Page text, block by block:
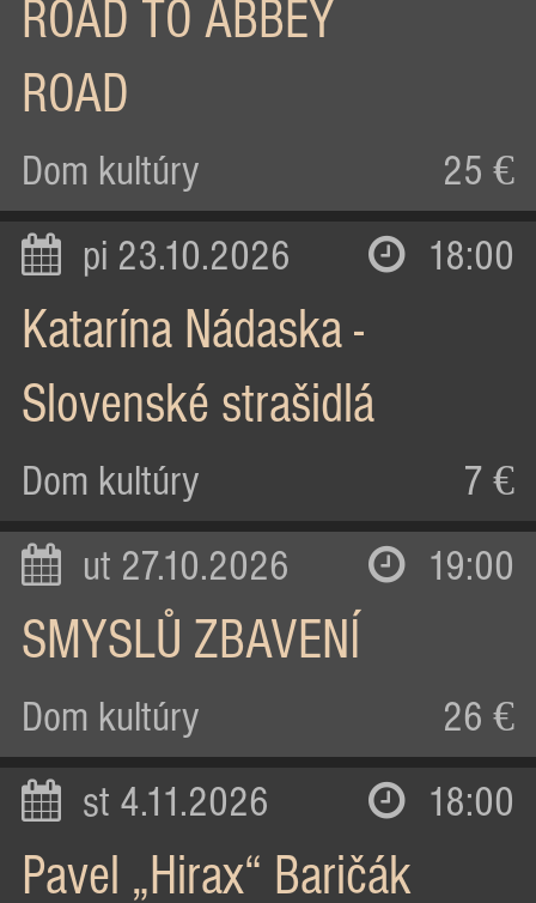
ROAD TO ABBEY
ROAD
Dom kultúry 25 €
pi 23.10.2026 18:00
Katarína Nádaska -
Slovenské strašidlá
Dom kultúry 7 €
ut 27.10.2026 19:00
SMYSLŮ ZBAVENÍ
Dom kultúry 26 €
st 4.11.2026 18:00
Pavel „Hirax“ Baričák